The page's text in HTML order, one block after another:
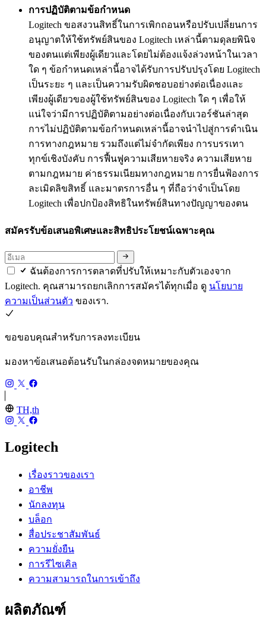
การปฏิบัติตามข้อกำหนด
Logitech ขอสงวนสิทธิ์ในการเพิกถอนหรือปรับเปลี่ยนการ
อนุญาตให้ใช้ทรัพย์สินของ Logitech เหล่านี้ตามดุลยพินิจ
ของตนแต่เพียงผู้เดียวและโดยไม่ต้องแจ้งล่วงหน้าในเวลา
ใด ๆ ข้อกำหนดเหล่านี้อาจได้รับการปรับปรุงโดย Logitech
เป็นระยะ ๆ และเป็นความรับผิดชอบอย่างต่อเนื่องและ
เพียงผู้เดียวของผู้ใช้ทรัพย์สินของ Logitech ใด ๆ เพื่อให้
แน่ใจว่ามีการปฏิบัติตามอย่างต่อเนื่องกับเวอร์ชันล่าสุด
การไม่ปฏิบัติตามข้อกำหนดเหล่านี้อาจนำไปสู่การดำเนิน
การทางกฎหมาย รวมถึงแต่ไม่จำกัดเพียง การบรรเทา
ทุกข์เชิงบังคับ การฟื้นฟูความเสียหายจริง ความเสียหาย
ตามกฎหมาย ค่าธรรมเนียมทางกฎหมาย การยื่นฟ้องการ
ละเมิดลิขสิทธิ์ และมาตรการอื่น ๆ ที่ถือว่าจำเป็นโดย
Logitech เพื่อปกป้องสิทธิในทรัพย์สินทางปัญญาของตน
สมัครรับข้อเสนอพิเศษและสิทธิประโยชน์เฉพาะคุณ
ฉันต้องการการตลาดที่ปรับให้เหมาะกับตัวเองจาก
Logitech. คุณสามารถยกเลิกการสมัครได้ทุกเมื่อ ดู นโยบาย
ความเป็นส่วนตัว ของเรา.
ขอขอบคุณสำหรับการลงทะเบียน
มองหาข้อเสนอต้อนรับในกล่องจดหมายของคุณ
TH,th
Logitech
เรื่องราวของเรา
อาชีพ
นักลงทุน
บล็อก
สื่อประชาสัมพันธ์
ความยั่งยืน
การรีไซเคิล
ความสามารถในการเข้าถึง
ผลิตภัณฑ์